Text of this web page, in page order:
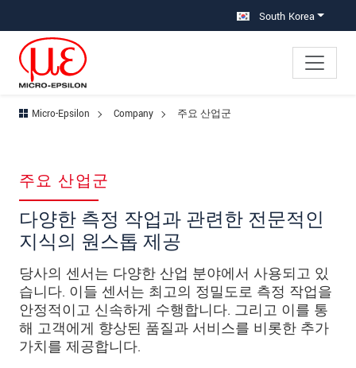
South Korea
Micro-Epsilon Company 주요 산업군
주요 산업군
다양한 측정 작업과 관련한 전문적인
지식의 원스톱 제공
당사의 센서는 다양한 산업 분야에서 사용되고 있
습니다. 이들 센서는 최고의 정밀도로 측정 작업을
안정적이고 신속하게 수행합니다. 그리고 이를 통
해 고객에게 향상된 품질과 서비스를 비롯한 추가
가치를 제공합니다.